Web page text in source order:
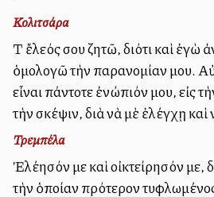
Κολιτσάρα
Τὸ ἔλεός σου ζητῶ, διότι καὶ ἐγὼ
ὁμολογῶ τὴν παρανομίαν μου.
εἶναι πάντοτε ἐνώπιόν μου, εἰς
τὴν σκέψιν, διὰ νὰ μὲ ἐλέγχῃ
Τρεμπέλα
Ἐλέησόν με καὶ οἰκτείρησόν με,
τὴν ὁποίαν πρότερον